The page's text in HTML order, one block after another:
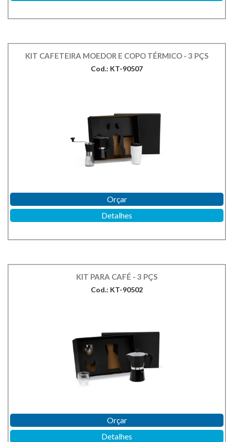
KIT CAFETEIRA MOEDOR E COPO TÉRMICO - 3 PÇS
Cod.: KT-90507
Orçar
Detalhes
KIT PARA CAFÉ - 3 PÇS
Cod.: KT-90502
Orçar
Detalhes